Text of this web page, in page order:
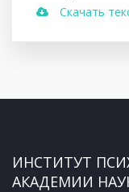
Скачать
ИНСТИТУТ
АКАДЕМИИ